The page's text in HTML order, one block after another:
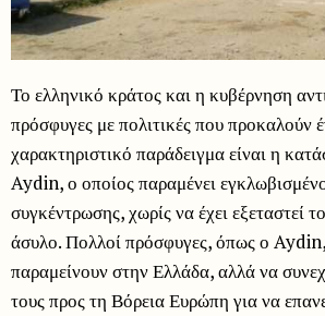
Το ελληνικό κράτος και η κυβέρνηση
πρόσφυγες με πολιτικές που προκαλούν
χαρακτηριστικό παράδειγμα είναι η
Aydin, ο οποίος παραμένει
συγκέντρωσης, χωρίς να έχει εξεταστεί
άσυλο. Πολλοί πρόσφυγες, όπως ο
παραμείνουν στην Ελλάδα, αλλά να
τους προς τη Βόρεια Ευρώπη για να